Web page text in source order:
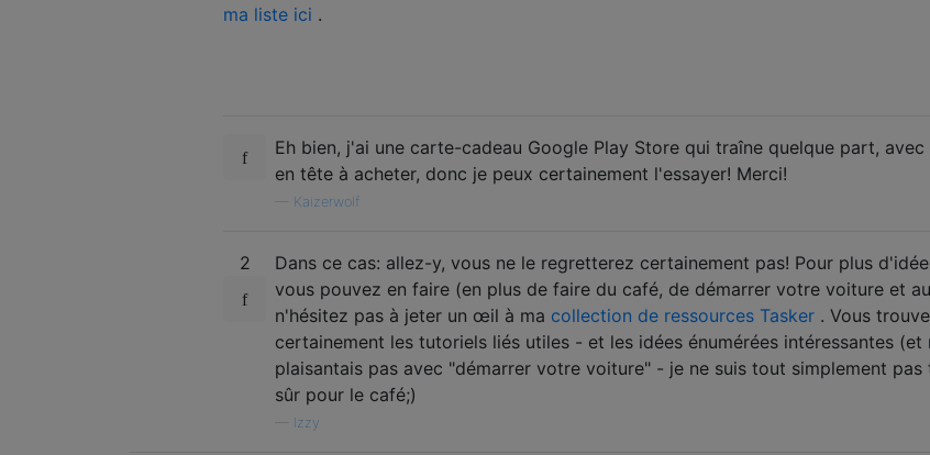
ma liste ici .
Eh bien, j'ai une carte-cadeau Google Play Store qui traîne quelque part,
en tête à acheter, donc je peux certainement l'essayer! Merci!
Kaizerwolf
2
Dans ce cas: allez-y, vous ne le regretterez certainement pas! Pour plus
vous pouvez en faire (en plus de faire du café, de démarrer votre voiture et
n'hésitez pas à jeter un œil à ma collection de ressources Tasker . Vous
certainement les tutoriels liés utiles - et les idées énumérées intéressantes (et
plaisantais pas avec "démarrer votre voiture" - je ne suis tout simplement
sûr pour le café;)
Izzy